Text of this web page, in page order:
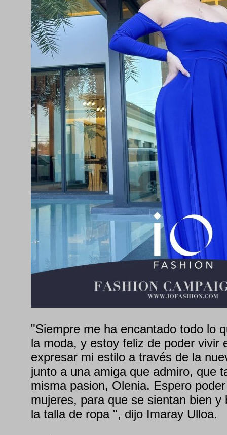
"Siempre me ha encantado todo lo
la moda, y estoy feliz de poder vivir
expresar mi estilo a través de la
junto a una amiga que admiro, que
misma pasion, Olenia. Espero
mujeres, para que se sientan bien y
la talla de ropa ", dijo Imaray Ulloa.